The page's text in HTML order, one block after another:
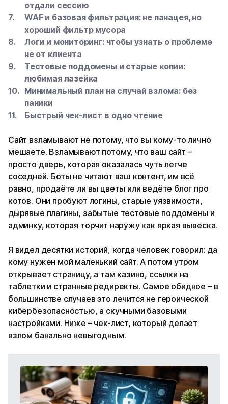
отдали сессию
WAF и базовая фильтрация: не панацея, но
хороший фильтр мусора
Логи и мониторинг: чтобы узнать о проблеме
не от клиента
Тестовые поддомены и старые копии:
любимая лазейка
Минимальный план на случай взлома: без
паники
Быстрый чек-лист в одно чтение
Сайт взламывают не потому, что вы кому-то лично
мешаете. Взламывают потому, что ваш сайт –
просто дверь, которая оказалась чуть легче
соседней. Боты не читают ваш контент, им всё
равно, продаёте ли вы цветы или ведёте блог про
котов. Они пробуют логины, старые уязвимости,
дырявые плагины, забытые тестовые поддомены и
админку, которая торчит наружу как яркая вывеска.
Я видел десятки историй, когда человек говорил: да
кому нужен мой маленький сайт. А потом утром
открывает страницу, а там казино, ссылки на
таблетки и странные редиректы. Самое обидное – в
большинстве случаев это лечится не героической
кибербезопасностью, а скучными базовыми
настройками. Ниже – чек-лист, который делает
взлом банально невыгодным.